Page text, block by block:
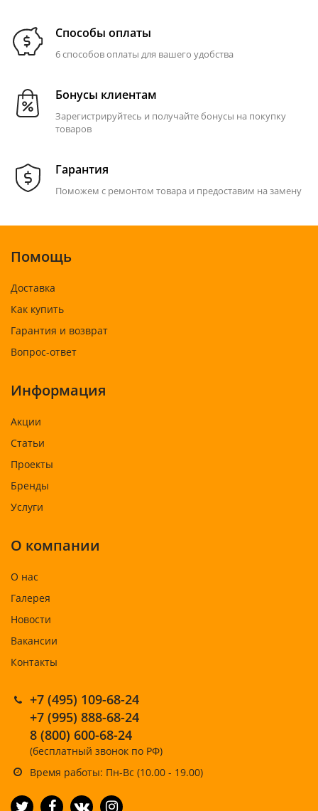
Способы оплаты
6 способов оплаты для вашего удобства
Бонусы клиентам
Зарегистрируйтесь и получайте бонусы на покупку
товаров
Гарантия
Поможем с ремонтом товара и предоставим на замену
Помощь
Доставка
Как купить
Гарантия и возврат
Вопрос-ответ
Информация
Акции
Статьи
Проекты
Бренды
Услуги
О компании
О нас
Галерея
Новости
Вакансии
Контакты
+7 (495) 109-68-24
+7 (995) 888-68-24
8 (800) 600-68-24
(бесплатный звонок по РФ)
Время работы: Пн-Вс (10.00 - 19.00)